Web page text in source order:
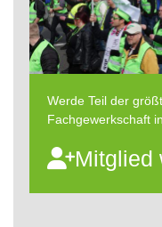
Werde Teil der
Fachgewerkschaft
Mitglied